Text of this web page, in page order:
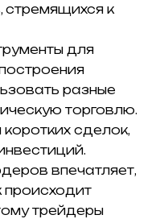
стремящихся к
для
разные
торговлю.
сделок,
впечатляет,
происходит
трейдеры